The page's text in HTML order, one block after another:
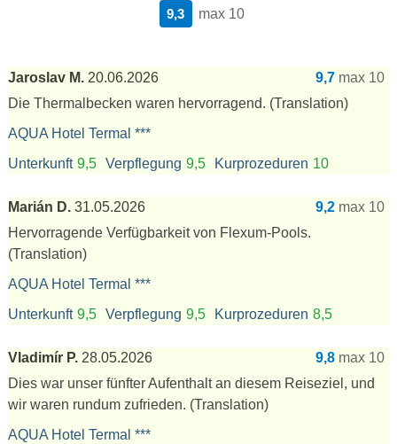
max 10
9,3
Jaroslav M. 20.06.2026 9,7 max 10
Die Thermalbecken waren hervorragend. (Translation)
AQUA Hotel Termal ***
Unterkunft 9,5 Verpflegung 9,5 Kurprozeduren 10
Marián D. 31.05.2026 9,2 max 10
Hervorragende Verfügbarkeit von Flexum-Pools.
(Translation)
AQUA Hotel Termal ***
Unterkunft 9,5 Verpflegung 9,5 Kurprozeduren 8,5
Vladimír P. 28.05.2026 9,8 max 10
Dies war unser fünfter Aufenthalt an diesem Reiseziel, und
wir waren rundum zufrieden. (Translation)
AQUA Hotel Termal ***